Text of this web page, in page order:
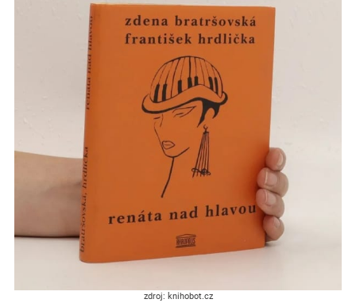
zdroj: knihobot.cz